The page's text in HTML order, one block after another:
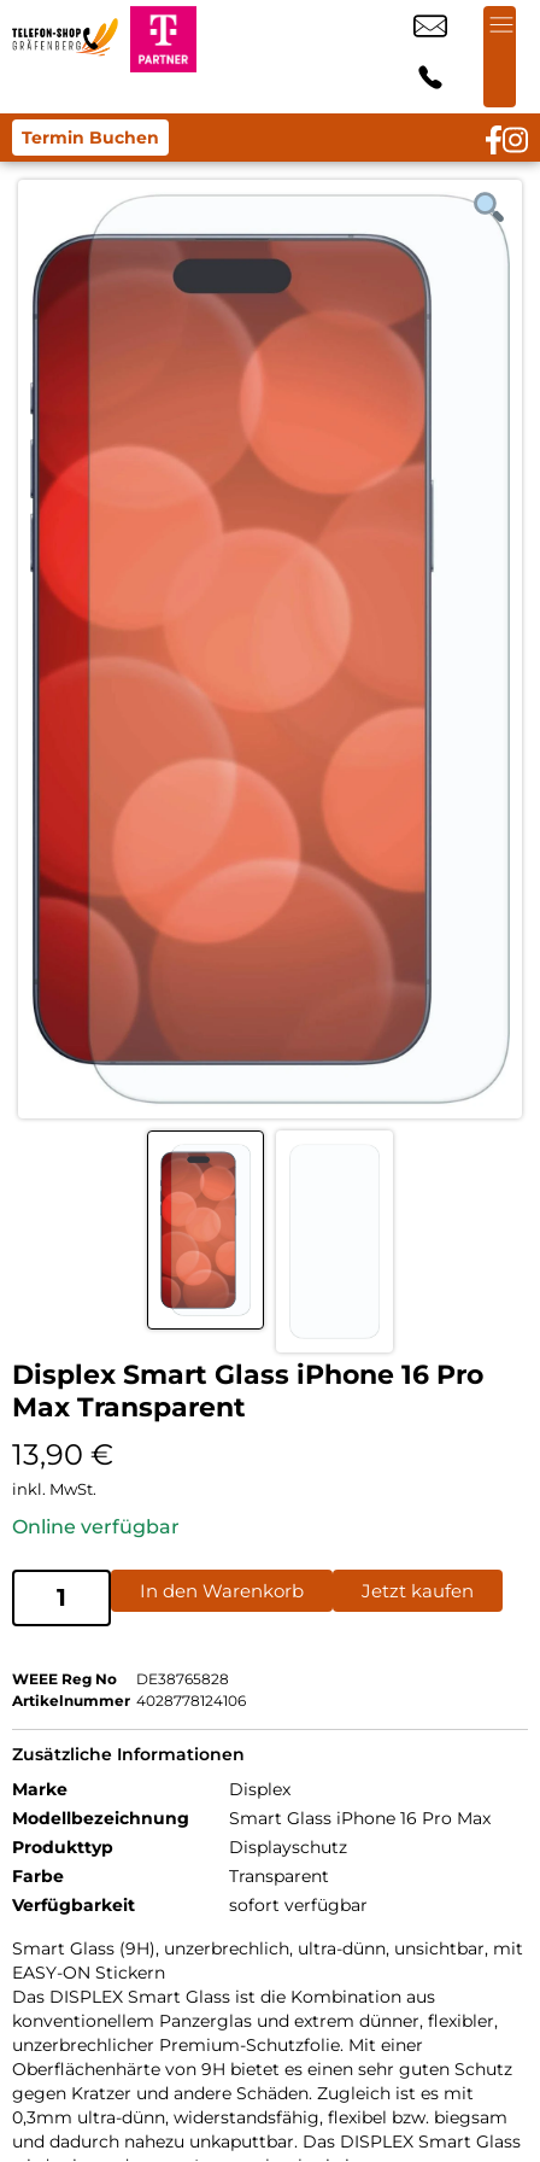
Termin Buchen
Displex Smart Glass iPhone 16 Pro
Max Transparent
13,90 €
inkl. MwSt.
Online verfügbar
In den Warenkorb Jetzt kaufen
WEEE Reg No
DE38765828
Artikelnummer 4028778124106
Zusätzliche Informationen
Marke
Displex
Modellbezeichnung
Smart Glass iPhone 16 Pro Max
Produkttyp
Displayschutz
Farbe
Transparent
Verfügbarkeit
sofort verfügbar
Smart Glass (9H), unzerbrechlich, ultra-dünn, unsichtbar, mit
EASY-ON Stickern
Das DISPLEX Smart Glass ist die Kombination aus
konventionellem Panzerglas und extrem dünner, flexibler,
unzerbrechlicher Premium-Schutzfolie. Mit einer
Oberflächenhärte von 9H bietet es einen sehr guten Schutz
gegen Kratzer und andere Schäden. Zugleich ist es mit
0,3mm ultra-dünn, widerstandsfähig, flexibel bzw. biegsam
und dadurch nahezu unkaputtbar. Das DISPLEX Smart Glass